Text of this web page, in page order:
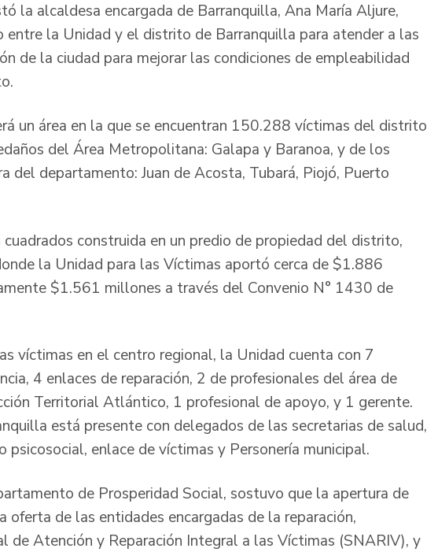
la alcaldesa encargada de Barranquilla, Ana María Aljure,
la Unidad y el distrito de Barranquilla para atender a las
de la ciudad para mejorar las condiciones de empleabilidad
un área en la que se encuentran 150.288 víctimas del distrito
del Área Metropolitana: Galapa y Baranoa, y de los
del departamento: Juan de Acosta, Tubará, Piojó, Puerto
construida en un predio de propiedad del distrito,
la Unidad para las Víctimas aportó cerca de $1.886
$1.561 millones a través del Convenio N° 1430 de
víctimas en el centro regional, la Unidad cuenta con 7
4 enlaces de reparación, 2 de profesionales del área de
Territorial Atlántico, 1 profesional de apoyo, y 1 gerente.
está presente con delegados de las secretarias de salud,
psicosocial, enlace de víctimas y Personería municipal.
de Prosperidad Social, sostuvo que la apertura de
de las entidades encargadas de la reparación,
de Atención y Reparación Integral a las Víctimas (SNARIV), y